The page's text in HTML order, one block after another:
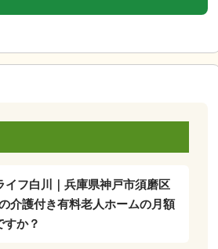
イフ白川｜兵庫県神戸市須磨区
介護付き有料老人ホームの月額
すか？